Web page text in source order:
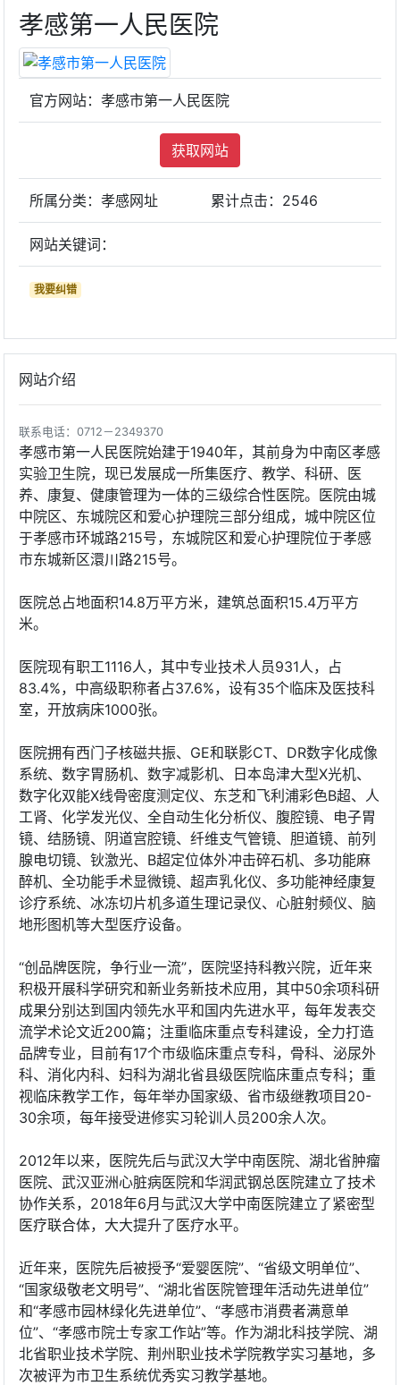
孝感第一人民医院
官方网站：孝感市第一人民医院
获取网站
所属分类：孝感网址 累计点击： 2546
网站关键词：
我要纠错
网站介绍
联系电话：0712－2349370
孝感市第一人民医院始建于1940年，其前身为中南区孝感
实验卫生院，现已发展成一所集医疗、教学、科研、医
养、康复、健康管理为一体的三级综合性医院。医院由城
中院区、东城院区和爱心护理院三部分组成，城中院区位
于孝感市环城路215号，东城院区和爱心护理院位于孝感
市东城新区澴川路215号。
医院总占地面积14.8万平方米，建筑总面积15.4万平方
米。
医院现有职工1116人，其中专业技术人员931人，占
83.4%，中高级职称者占37.6%，设有35个临床及医技科
室，开放病床1000张。
医院拥有西门子核磁共振、GE和联影CT、DR数字化成像
系统、数字胃肠机、数字减影机、日本岛津大型X光机、
数字化双能X线骨密度测定仪、东芝和飞利浦彩色B超、人
工肾、化学发光仪、全自动生化分析仪、腹腔镜、电子胃
镜、结肠镜、阴道宫腔镜、纤维支气管镜、胆道镜、前列
腺电切镜、钬激光、B超定位体外冲击碎石机、多功能麻
醉机、全功能手术显微镜、超声乳化仪、多功能神经康复
诊疗系统、冰冻切片机多道生理记录仪、心脏射频仪、脑
地形图机等大型医疗设备。
“创品牌医院，争行业一流”，医院坚持科教兴院，近年来
积极开展科学研究和新业务新技术应用，其中50余项科研
成果分别达到国内领先水平和国内先进水平，每年发表交
流学术论文近200篇；注重临床重点专科建设，全力打造
品牌专业，目前有17个市级临床重点专科，骨科、泌尿外
科、消化内科、妇科为湖北省县级医院临床重点专科；重
视临床教学工作，每年举办国家级、省市级继教项目20-
30余项，每年接受进修实习轮训人员200余人次。
2012年以来，医院先后与武汉大学中南医院、湖北省肿瘤
医院、武汉亚洲心脏病医院和华润武钢总医院建立了技术
协作关系，2018年6月与武汉大学中南医院建立了紧密型
医疗联合体，大大提升了医疗水平。
近年来，医院先后被授予“爱婴医院”、“省级文明单位”、
“国家级敬老文明号”、“湖北省医院管理年活动先进单位”
和“孝感市园林绿化先进单位”、“孝感市消费者满意单
位”、“孝感市院士专家工作站”等。作为湖北科技学院、湖
北省职业技术学院、荆州职业技术学院教学实习基地，多
次被评为市卫生系统优秀实习教学基地。